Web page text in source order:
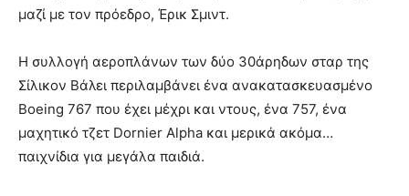
μαζί με τον πρόεδρο, Έρικ Σμιντ.
Η συλλογή αεροπλάνων των δύο 30άρηδων σταρ της
Σίλικον Βάλει περιλαμβάνει ένα ανακατασκευασμένο
Boeing 767 που έχει μέχρι και ντους, ένα 757, ένα
μαχητικό τζετ Dornier Alpha και μερικά ακόμα…
παιχνίδια για μεγάλα παιδιά.